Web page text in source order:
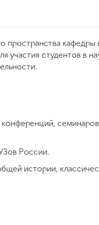
пространства
участия студентов в
России.
истории,